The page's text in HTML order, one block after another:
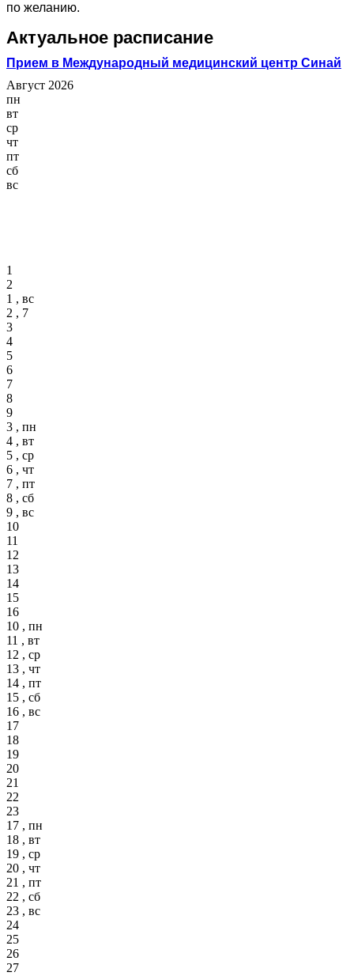
по желанию.
Актуальное расписание
Прием в Международный медицинский центр Синай
Август 2026
пн
вт
ср
чт
пт
сб
вс
1
2
1 , вс
2 , 7
3
4
5
6
7
8
9
3 , пн
4 , вт
5 , ср
6 , чт
7 , пт
8 , сб
9 , вс
10
11
12
13
14
15
16
10 , пн
11 , вт
12 , ср
13 , чт
14 , пт
15 , сб
16 , вс
17
18
19
20
21
22
23
17 , пн
18 , вт
19 , ср
20 , чт
21 , пт
22 , сб
23 , вс
24
25
26
27